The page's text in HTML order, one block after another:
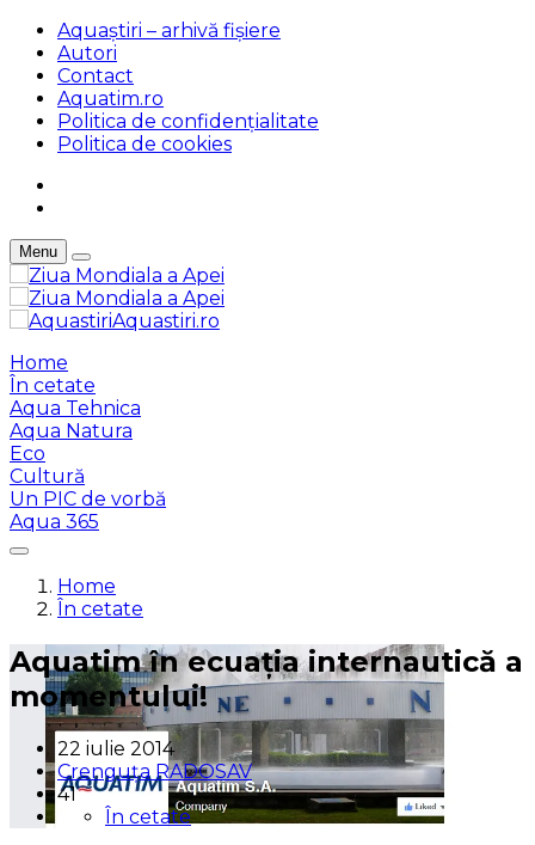
Aquaștiri – arhivă fișiere
Autori
Contact
Aquatim.ro
Politica de confidențialitate
Politica de cookies
Menu
Aquastiri.ro
Home
În cetate
Aqua Tehnica
Aqua Natura
Eco
Cultură
Un PIC de vorbă
Aqua 365
Home
În cetate
Aquatim în ecuaţia internautică a
momentului!
22 iulie 2014
Crenguța RADOSAV
41
În cetate